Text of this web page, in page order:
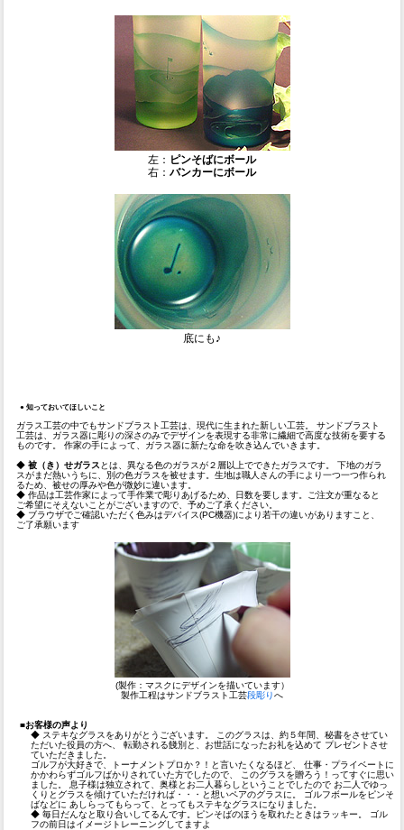
左： ピンそばにボール
右： バンカーにボール
底にも♪
● 知っておいてほしいこと
ガラス工芸の中でもサンドブラスト工芸は、現代に生まれた新しい工芸。 サンドブラスト
工芸は、ガラス器に彫りの深さのみでデザインを表現する非常に繊細で高度な技術を要する
ものです。 作家の手によって、ガラス器に新たな命を吹き込んでいきます。
◆ 被（き）せガラス とは、異なる色のガラスが２層以上でできたガラスです。 下地のガラ
スがまだ熱いうちに、別の色ガラスを被せます。生地は職人さんの手により一つ一つ作られ
るため、被せの厚みや色が微妙に違います。
◆ 作品は工芸作家によって手作業で彫りあげるため、日数を要します。ご注文が重なると
ご希望にそえないことがございますので、予めご了承ください。
◆ ブラウザでご確認いただく色みはデバイス(PC機器)により若干の違いがありますこと、
ご了承願います
(製作：マスクにデザインを描いています）
製作工程はサンドブラスト工芸段彫りへ
■お客様の声より
◆ ステキなグラスをありがとうございます。 このグラスは、約５年間、秘書をさせてい
ただいた役員の方へ、 転勤される餞別と、お世話になったお礼を込めて プレゼントさせ
ていただきました。
ゴルフが大好きで、トーナメントプロか？！と言いたくなるほど、 仕事・プライベートに
かかわらずゴルフばかりされていた方でしたので、 このグラスを贈ろう！ってすぐに思い
ました。 息子様は独立されて、奥様とお二人暮らしということでしたので お二人でゆっ
くりとグラスを傾けていただければ・・・と想いペアのグラスに。 ゴルフボールをピンそ
ばなどに あしらってもらって、とってもステキなグラスになりました。
◆ 毎日だんなと取り合いしてるんです。ピンそばのほうを取れたときはラッキー。 ゴル
フの前日はイメージトレーニングしてますよ